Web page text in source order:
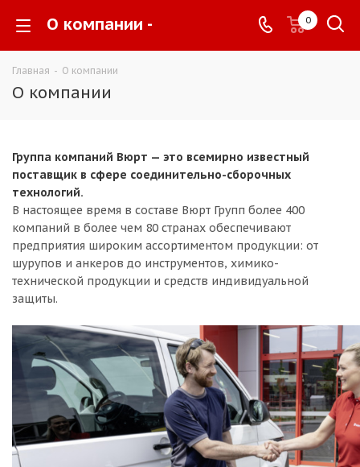
О компании - 0
Главная - О компании
О компании
Группа компаний Вюрт — это всемирно известный
поставщик в сфере соединительно-сборочных
технологий.
В настоящее время в составе Вюрт Групп более 400
компаний в более чем 80 странах обеспечивают
предприятия широким ассортиментом продукции: от
шурупов и анкеров до инструментов, химико-
технической продукции и средств индивидуальной
защиты.